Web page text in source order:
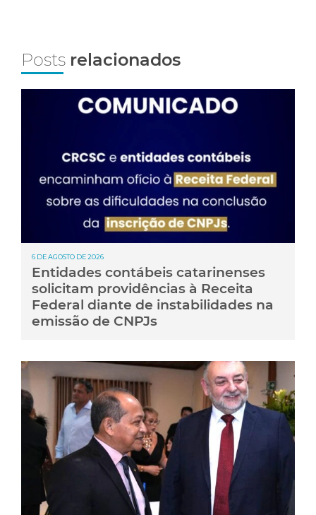
Posts relacionados
6 DE AGOSTO DE 2026
Entidades contábeis catarinenses
solicitam providências à Receita
Federal diante de instabilidades na
emissão de CNPJs